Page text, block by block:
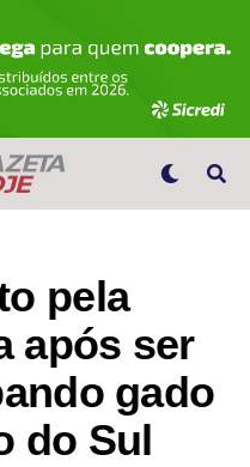
pela
após ser
gado
do Sul